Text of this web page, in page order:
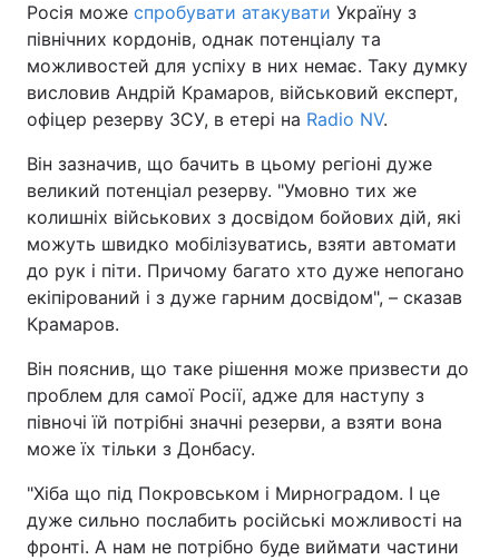
Росія може спробувати атакувати Україну з
північних кордонів, однак потенціалу та
можливостей для успіху в них немає. Таку думку
висловив Андрій Крамаров, військовий експерт,
офіцер резерву ЗСУ, в етері на Radio NV.
Він зазначив, що бачить в цьому регіоні дуже
великий потенціал резерву. "Умовно тих же
колишніх військових з досвідом бойових дій, які
можуть швидко мобілізуватись, взяти автомати
до рук і піти. Причому багато хто дуже непогано
екіпірований і з дуже гарним досвідом", – сказав
Крамаров.
Він пояснив, що таке рішення може призвести до
проблем для самої Росії, адже для наступу з
півночі їй потрібні значні резерви, а взяти вона
може їх тільки з Донбасу.
"Хіба що під Покровськом і Мирноградом. І це
дуже сильно послабить російські можливості на
фронті. А нам не потрібно буде виймати частини